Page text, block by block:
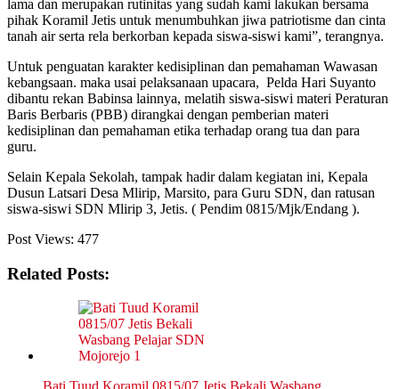
lama dan merupakan rutinitas yang sudah kami lakukan bersama
pihak Koramil Jetis untuk menumbuhkan jiwa patriotisme dan cinta
tanah air serta rela berkorban kepada siswa-siswi kami”, terangnya.
Untuk penguatan karakter kedisiplinan dan pemahaman Wawasan
kebangsaan. maka usai pelaksanaan upacara, Pelda Hari Suyanto
dibantu rekan Babinsa lainnya, melatih siswa-siswi materi Peraturan
Baris Berbaris (PBB) dirangkai dengan pemberian materi
kedisiplinan dan pemahaman etika terhadap orang tua dan para
guru.
Selain Kepala Sekolah, tampak hadir dalam kegiatan ini, Kepala
Dusun Latsari Desa Mlirip, Marsito, para Guru SDN, dan ratusan
siswa-siswi SDN Mlirip 3, Jetis. ( Pendim 0815/Mjk/Endang ).
Post Views: 477
Related Posts: